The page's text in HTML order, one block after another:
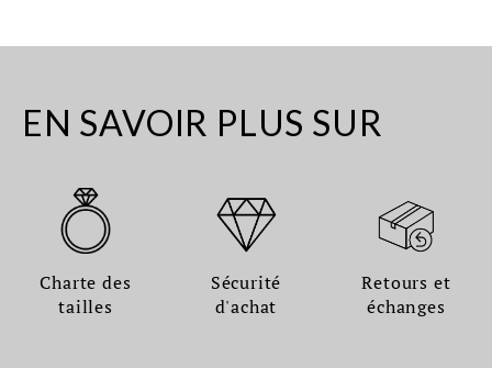
EN SAVOIR PLUS SUR
Charte des
tailles
Sécurité
d'achat
Retours et
échanges